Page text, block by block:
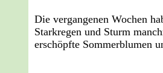
Die vergangenen Wochen
Starkregen und Sturm
erschöpfte Sommerblumen